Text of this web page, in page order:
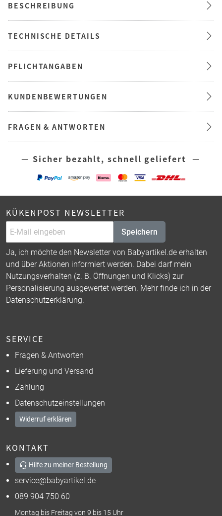
BESCHREIBUNG
TECHNISCHE DETAILS
PFLICHTANGABEN
KUNDENBEWERTUNGEN
FRAGEN & ANTWORTEN
— Sicher bezahlt, schnell geliefert —
KÜKENPOST NEWSLETTER
Speichern
Ja, ich möchte den Newsletter von Babyartikel.de erhalten
und über Aktionen informiert werden. Dabei darf mein
Nutzungsverhalten (z. B. Öffnungen und Klicks) zur
Personalisierung ausgewertet werden. Mehr finde ich in der
Datenschutzerklärung.
SERVICE
Fragen & Antworten
Lieferung und Versand
Zahlung
Datenschutzeinstellungen
Widerruf erklären
KONTAKT
Hilfe zu meiner Bestellung
service@babyartikel.de
089 904 750 60
Montag bis Freitag von 9 bis 15 Uhr